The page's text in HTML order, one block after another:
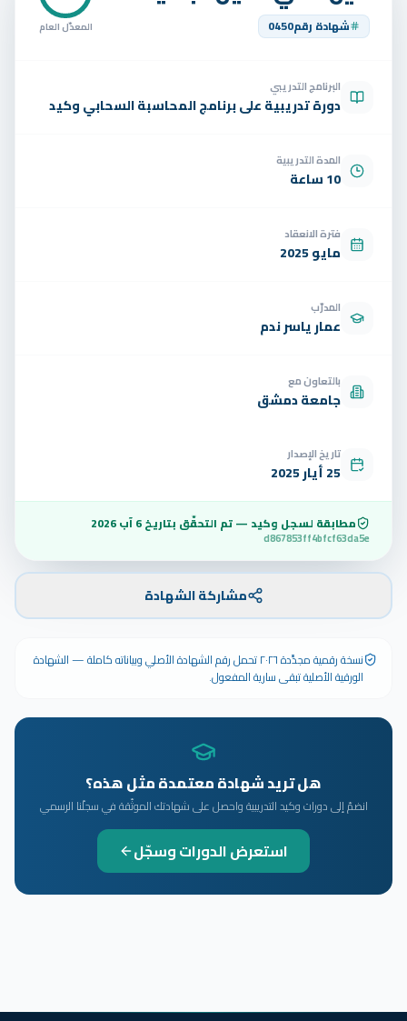
الوظائف
شهادة رقم0450 المعدّل العام
البرنامج التدريبي
دورة تدريبية على برنامج المحاسبة السحابي وكيد
المدة التدريبية
10 ساعة
فترة الانعقاد
مايو 2025
المدرّب
عمار ياسر ندم
بالتعاون مع
جامعة دمشق
تاريخ الإصدار
25 أيار 2025
مطابقة لسجل وكيد — تم التحقّق بتاريخ6 آب 2026
d867853ff4bfcf63da5e
مشاركة الشهادة
نسخة رقمية مجدَّدة ٢٠٢٦ تحمل رقم الشهادة الأصلي وبياناته كاملة — الشهادة
الورقية الأصلية تبقى سارية المفعول.
هل تريد شهادة معتمدة مثل هذه؟
انضمّ إلى دورات وكيد التدريبية واحصل على شهادتك الموثّقة في سجلّنا الرسمي
استعرض الدورات وسجّل